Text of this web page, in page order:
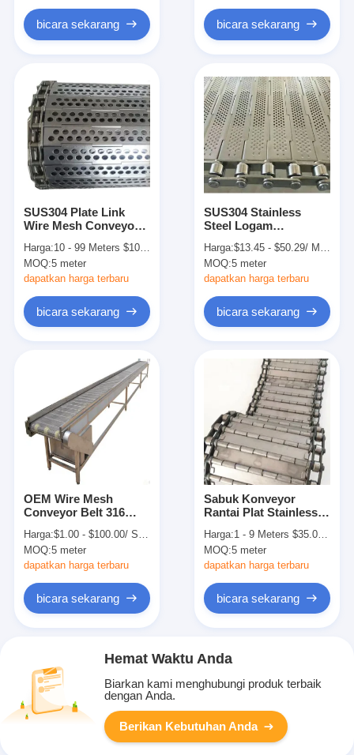
bicara sekarang bicara sekarang
SUS304 Plate Link
Wire Mesh Conveyor
Transportasi Butir
Makanan
Harga:10 - 99 Meters $10.00， 100 - 299 Meters $9.70， >=300 Meters $9.30
MOQ:5 meter
dapatkan harga terbaru
bicara sekarang
SUS304 Stainless
Steel Logam
Conveyor Belt
Harga:$13.45 - $50.29/ Meter|5 Meter/Meters(Min. Order)
MOQ:5 meter
dapatkan harga terbaru
bicara sekarang
OEM Wire Mesh
Conveyor Belt 316
Steel
Harga:$1.00 - $100.00/ Square Meter|10 Square Meter/Square Meters(Min. Order)
MOQ:5 meter
dapatkan harga terbaru
bicara sekarang
Sabuk Konveyor
Rantai Plat Stainless
Chip
Harga:1 - 9 Meters $35.00， 10 - 19 Meters $34.00， 20 - 49 Meters $30.00， >=50 Meters $29.00
MOQ:5 meter
dapatkan harga terbaru
bicara sekarang
Hemat Waktu Anda
Biarkan kami menghubungi produk terbaik
dengan Anda.
Berikan Kebutuhan Anda